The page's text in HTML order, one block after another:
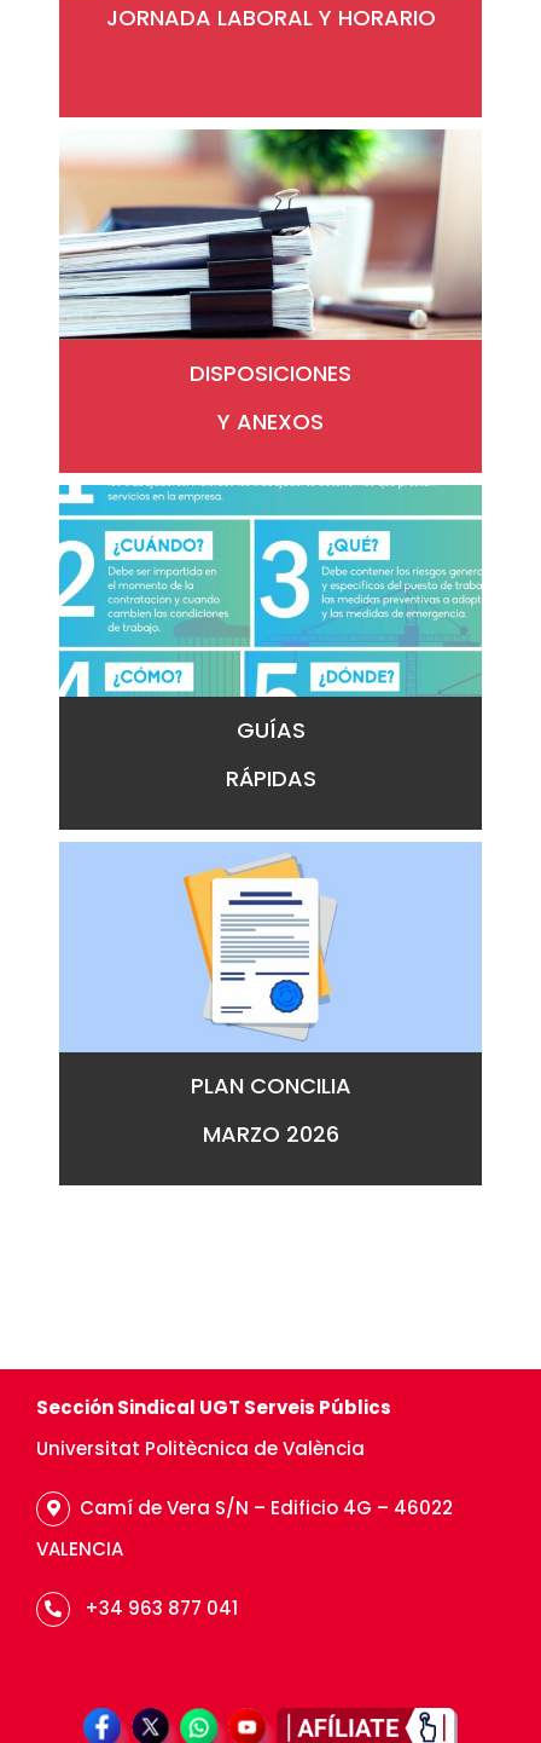
JORNADA LABORAL Y HORARIO
DISPOSICIONES
Y ANEXOS
GUÍAS
RÁPIDAS
PLAN CONCILIA
MARZO 2026
Sección Sindical UGT Serveis Públics
Universitat Politècnica de València
Camí de Vera S/N – Edificio 4G – 46022
VALENCIA
+34 963 877 041